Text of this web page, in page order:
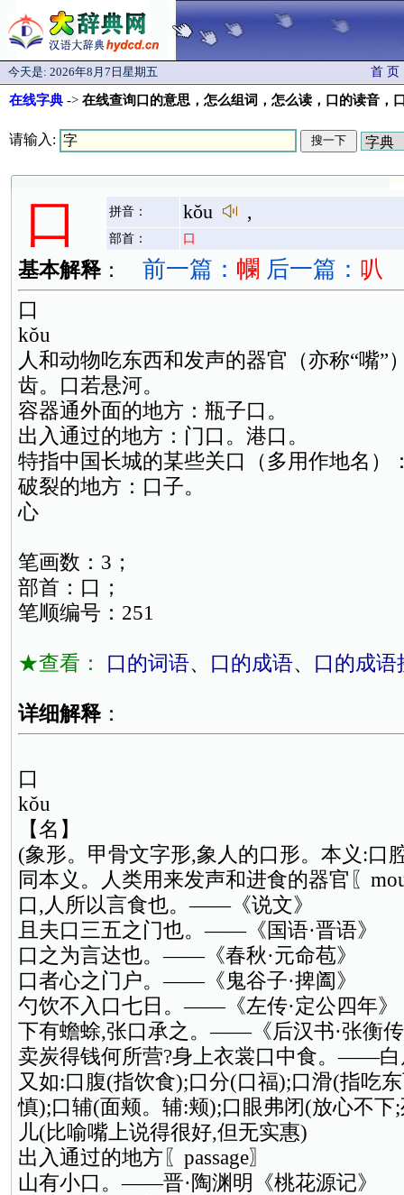
今天是: 2026年8月7日星期五 首 页
在线字典 -> 在线查询口的意思，怎么组词，怎么读，口的读音
请输入:
口 拼音： kǒu ,
部首： 口
基本解释 ： 前一篇： 幱 后一篇： 叭
口
kǒu
人和动物吃东西和发声的器官（亦称“嘴”
齿。口若悬河。
容器通外面的地方：瓶子口。
出入通过的地方：门口。港口。
特指中国长城的某些关口（多用作地名）
破裂的地方：口子。
心
笔画数：3；
部首：口；
笔顺编号：251
★查看： 口的词语、 口的成语、 口的成语
详细解释 ：
口
kǒu
【名】
(象形。甲骨文字形,象人的口形。本义:口
同本义。人类用来发声和进食的器官〖
口,人所以言食也。——《说文》
且夫口三五之门也。——《国语·晋语》
口之为言达也。——《春秋·元命苞》
口者心之门户。——《鬼谷子·捭阖》
勺饮不入口七日。——《左传·定公四年》
下有蟾蜍,张口承之。——《后汉书·张衡
卖炭得钱何所营?身上衣裳口中食。——白
又如:口腹(指饮食);口分(口福);口滑(指吃
慎);口辅(面颊。辅:颊);口眼弗闭(放心不下
儿(比喻嘴上说得很好,但无实惠)
出入通过的地方〖passage〗
山有小口。——晋·陶渊明《桃花源记》